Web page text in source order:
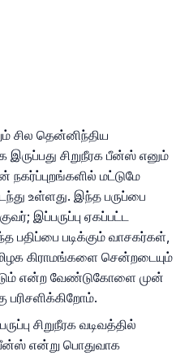
சில தென்னிந்திய
இருப்பது சிறுநீரக பீன்ஸ் எனும்
நகர்ப்புறங்களில் மட்டுமே
உள்ளது. இந்த பருப்பை
இப்பருப்பு ஏகப்பட்ட
படிக்கும் வாசகர்கள்,
கிராமங்களை சென்றடையும்
என்ற வேண்டுகோளை முன்
சிறுநீரக வடிவத்தில்
என்று பொதுவாக